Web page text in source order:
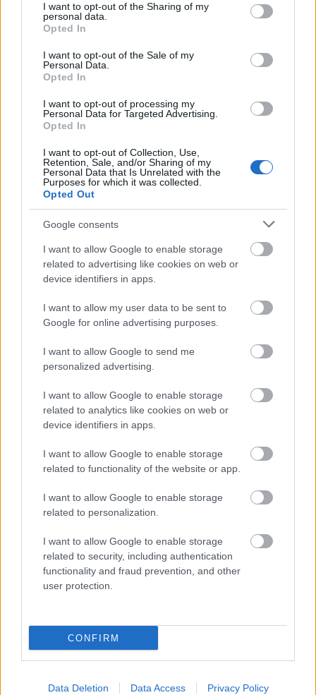
not limited to your visit or usage behaviour. You may click to
grant or deny consent to Google and its third-party tags to
use your data for below specified purposes in below Google
consent section.
I want to opt-out of the Sharing of my
personal data.
Opted In
I want to opt-out of the Sale of my
Personal Data.
Opted In
I want to opt-out of processing my
Personal Data for Targeted Advertising.
Opted In
I want to opt-out of Collection, Use,
Retention, Sale, and/or Sharing of my
Personal Data that Is Unrelated with the
Purposes for which it was collected.
Opted Out
Google consents
I want to allow Google to enable storage
related to advertising like cookies on web or
device identifiers in apps.
I want to allow my user data to be sent to
Google for online advertising purposes.
I want to allow Google to send me
personalized advertising.
I want to allow Google to enable storage
related to analytics like cookies on web or
device identifiers in apps.
I want to allow Google to enable storage
related to functionality of the website or app.
I want to allow Google to enable storage
related to personalization.
I want to allow Google to enable storage
related to security, including authentication
functionality and fraud prevention, and other
user protection.
CONFIRM
Data Deletion Data Access Privacy Policy
Kiadta az egyik "új", igazából öt éve megírt dalát, az
On The Floort az egyébként fizikai formában is
elérhető kétszámos kislemezérőlPhil ...
Phil Anselmo & The Illegals @
Rockmaraton, 2019.07.13.
Legyen legális Phil Anselmo!
2019. július 14.